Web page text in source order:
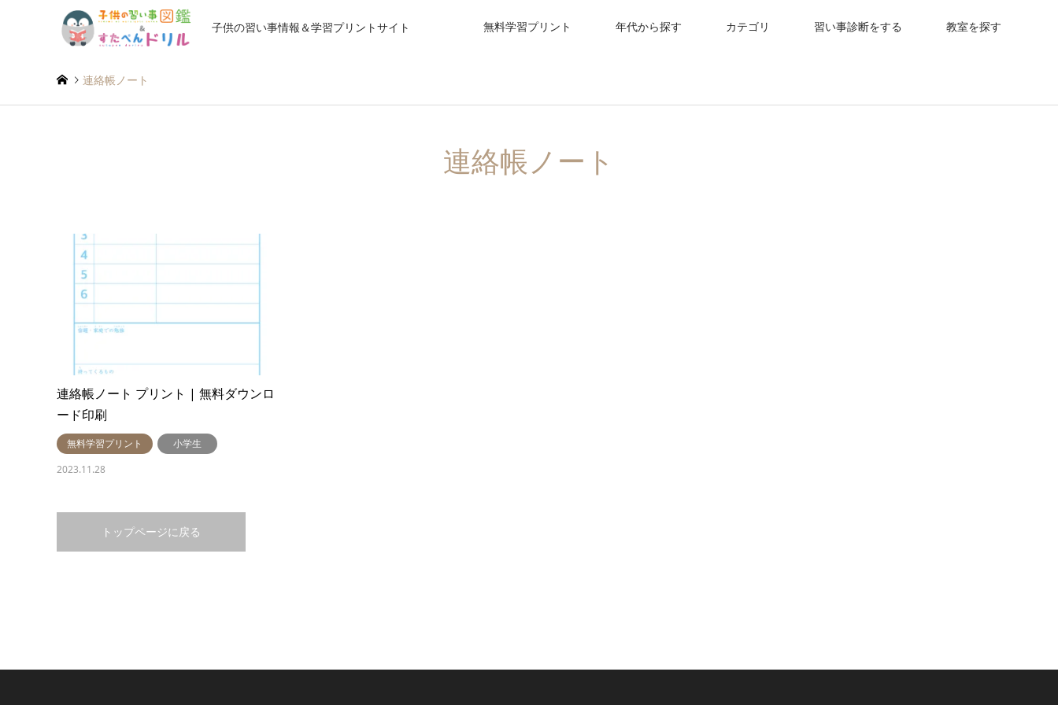
子供の習い事情報＆学習プリントサイト 無料学習プリント 年代から探す カテゴリ 習い事診断をする 教室を探す
連絡帳ノート
連絡帳ノート
連絡帳ノート プリント | 無料ダウンロ
ード印刷
無料学習プリント
小学生
2023.11.28
トップページに戻る